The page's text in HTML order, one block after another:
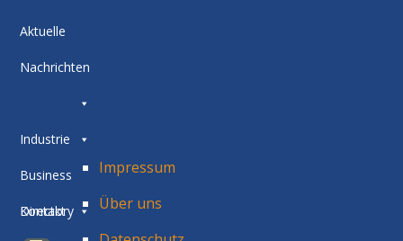
Aktuelle
Nachrichten
Industrie
Business
Directory
Kontakt
Impressum
Über uns